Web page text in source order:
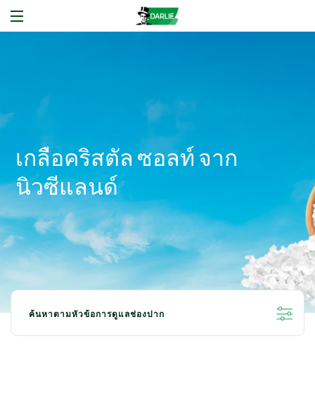
เกลือคริสตัล ซอลท์ จาก
นิวซีแลนด์
ค้นหาตามหัวข้อการดูแลช่องปาก